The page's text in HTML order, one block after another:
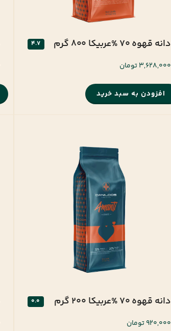
دانه قهوه 70 %عربیکا 800 گرم 4.7
3,628,000 تومان
افزودن به سبد خرید
دانه قهوه 70 %عربیکا 200 گرم 0.0
920,000 تومان